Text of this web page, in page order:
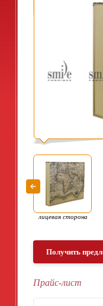
лицевая сторона
Получить
Прайс-лист